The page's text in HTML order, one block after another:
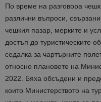
По време на разговора
различни въпроси,
чешкия пазар, мерките и
достъп до туристическите
седалка за чартърните
относно плановете на
2022. Бяха обсъдени и
които Министерството на